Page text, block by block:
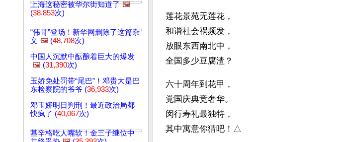
上海这秘密被华尔街知道了 🖼️
(38,853次)
“伟哥”登场！新华网删除了这篇杂
文 🖼️ (48,708次)
中国人沉默中酝酿着巨大的爆发
🖼️ (31,390次)
玉娇免处罚带“尾巴”！邓贵大是巴
东检察院的爷爷 (36,933次)
邓玉娇明日判刑！最近政治局都
快疯了 (40,067次)
基辛格吃人嘴软！金三子继位中
莲花景苑无莲花，
和谐社会祸频发，
放眼东西南北中，
全国多少豆腐渣？
六十周年到花甲，
党国庆典竞奢华。
闵行寿礼最独特，
其中寓意你猜吧！△